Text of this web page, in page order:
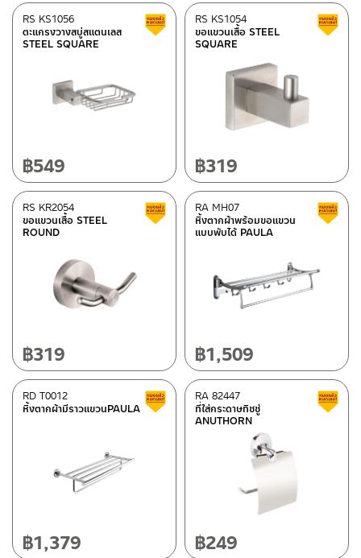
Hand Showers/Overhead showers (3)
Faucets(47)
Spare parts for sanitary wares
wash basins furniture
Floor Drainers
Valve(65)
Bathrooms accessories
(7)
Rain Shower/Showerpipe
basin waste/bathtub waste
วาล์วขับล้างโถปัสสาวะชาย
Gun gray
Shiny chrome(62)
Black(47)
ตะแกรงวางสบู่สแตนเลส
STEEL SQUARE
RS KS1056 Clearance sale
฿549
ขอแขวนเสื้อ STEEL
SQUARE
RS KS1054
฿319
ขอแขวนเสื้อ STEEL
ROUND
RS KR2054 Clearance sale
฿319
หิ้งตากผ้าพร้อมขอแขวน
แบบพับได้ PAULA
RA MH07
฿1,509
หิ้งตากผ้ามีราวแขวนPAULA
RD T0012 Clearance sale
฿1,379
ที่ใส่กระดาษทิชชู่
ANUTHORN
RA 82447
฿249